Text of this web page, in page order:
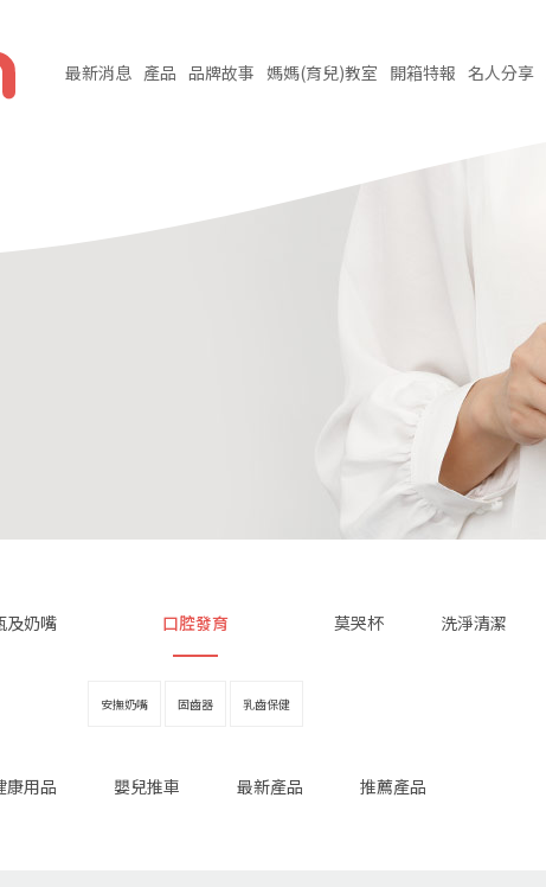
最新消息 產品 品牌故事 媽媽(育兒)教室 開箱特報 名人分享
及奶嘴 口腔發育
安撫奶嘴 固齒器 乳齒保健
莫哭杯 洗淨清潔
康用品 嬰兒推車 最新產品 推薦產品